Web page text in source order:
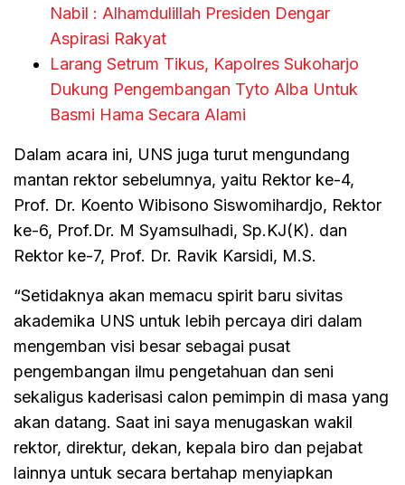
Nabil : Alhamdulillah Presiden Dengar
Aspirasi Rakyat
Larang Setrum Tikus, Kapolres Sukoharjo
Dukung Pengembangan Tyto Alba Untuk
Basmi Hama Secara Alami
Dalam acara ini, UNS juga turut mengundang
mantan rektor sebelumnya, yaitu Rektor ke-4,
Prof. Dr. Koento Wibisono Siswomihardjo, Rektor
ke-6, Prof.Dr. M Syamsulhadi, Sp.KJ(K). dan
Rektor ke-7, Prof. Dr. Ravik Karsidi, M.S.
“Setidaknya akan memacu spirit baru sivitas
akademika UNS untuk lebih percaya diri dalam
mengemban visi besar sebagai pusat
pengembangan ilmu pengetahuan dan seni
sekaligus kaderisasi calon pemimpin di masa yang
akan datang. Saat ini saya menugaskan wakil
rektor, direktur, dekan, kepala biro dan pejabat
lainnya untuk secara bertahap menyiapkan